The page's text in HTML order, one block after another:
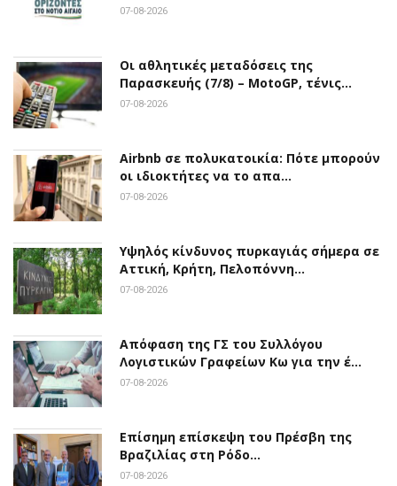
07-08-2026
Οι αθλητικές μεταδόσεις της
Παρασκευής (7/8) – MotoGP, τένις…
07-08-2026
Airbnb σε πολυκατοικία: Πότε μπορούν
οι ιδιοκτήτες να το απα…
07-08-2026
Υψηλός κίνδυνος πυρκαγιάς σήμερα σε
Αττική, Κρήτη, Πελοπόννη…
07-08-2026
Απόφαση της ΓΣ του Συλλόγου
Λογιστικών Γραφείων Κω για την έ…
07-08-2026
Επίσημη επίσκεψη του Πρέσβη της
Βραζιλίας στη Ρόδο…
07-08-2026